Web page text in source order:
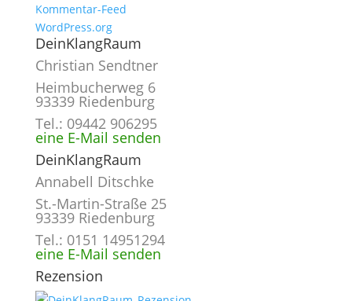
Kommentar-Feed
WordPress.org
DeinKlangRaum
Christian Sendtner
Heimbucherweg 6
93339 Riedenburg
Tel.: 09442 906295
eine E-Mail senden
DeinKlangRaum
Annabell Ditschke
St.-Martin-Straße 25
93339 Riedenburg
Tel.: 0151 14951294
eine E-Mail senden
Rezension